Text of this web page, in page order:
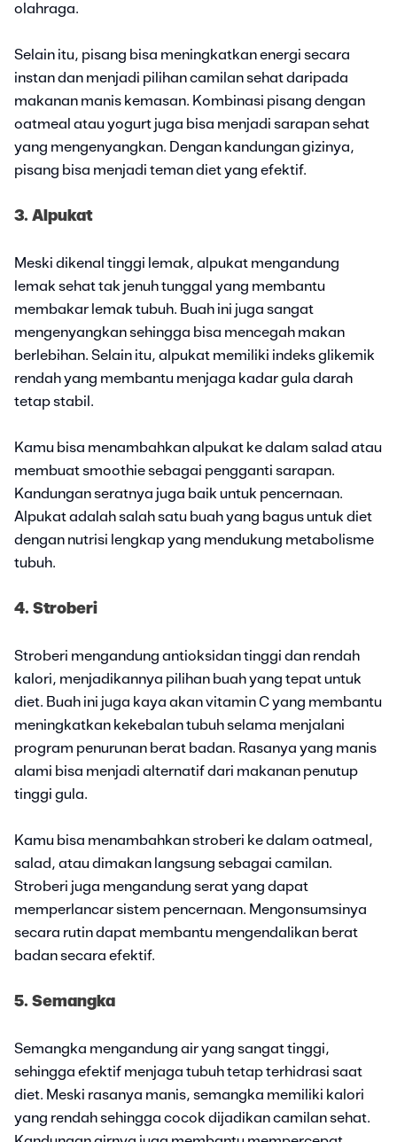
olahraga.
Selain itu, pisang bisa meningkatkan energi secara
instan dan menjadi pilihan camilan sehat daripada
makanan manis kemasan. Kombinasi pisang dengan
oatmeal atau yogurt juga bisa menjadi sarapan sehat
yang mengenyangkan. Dengan kandungan gizinya,
pisang bisa menjadi teman diet yang efektif.
3. Alpukat
Meski dikenal tinggi lemak, alpukat mengandung
lemak sehat tak jenuh tunggal yang membantu
membakar lemak tubuh. Buah ini juga sangat
mengenyangkan sehingga bisa mencegah makan
berlebihan. Selain itu, alpukat memiliki indeks glikemik
rendah yang membantu menjaga kadar gula darah
tetap stabil.
Kamu bisa menambahkan alpukat ke dalam salad atau
membuat smoothie sebagai pengganti sarapan.
Kandungan seratnya juga baik untuk pencernaan.
Alpukat adalah salah satu buah yang bagus untuk diet
dengan nutrisi lengkap yang mendukung metabolisme
tubuh.
4. Stroberi
Stroberi mengandung antioksidan tinggi dan rendah
kalori, menjadikannya pilihan buah yang tepat untuk
diet. Buah ini juga kaya akan vitamin C yang membantu
meningkatkan kekebalan tubuh selama menjalani
program penurunan berat badan. Rasanya yang manis
alami bisa menjadi alternatif dari makanan penutup
tinggi gula.
Kamu bisa menambahkan stroberi ke dalam oatmeal,
salad, atau dimakan langsung sebagai camilan.
Stroberi juga mengandung serat yang dapat
memperlancar sistem pencernaan. Mengonsumsinya
secara rutin dapat membantu mengendalikan berat
badan secara efektif.
5. Semangka
Semangka mengandung air yang sangat tinggi,
sehingga efektif menjaga tubuh tetap terhidrasi saat
diet. Meski rasanya manis, semangka memiliki kalori
yang rendah sehingga cocok dijadikan camilan sehat.